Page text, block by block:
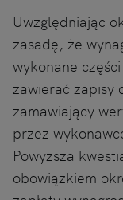
Uwzględniając
zasadę, że
wykonane
zawierać zapisy
zamawiający
przez
Powyższa
obowiązkiem